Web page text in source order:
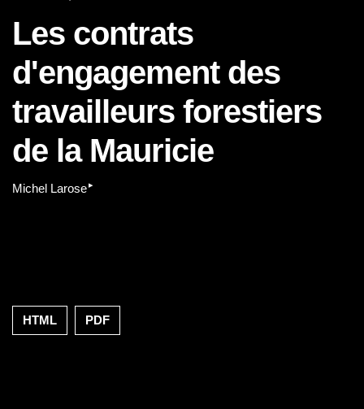
Les contrats
d'engagement des
travailleurs forestiers
de la Mauricie
Michel Larose▸
HTML PDF